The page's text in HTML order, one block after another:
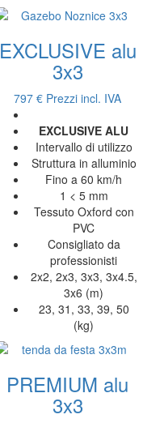
EXCLUSIVE alu
3x3
797 € Prezzi incl. IVA
EXCLUSIVE ALU
Intervallo di utilizzo
Struttura in alluminio
Fino a 60 km/h
1 < 5 mm
Tessuto Oxford con
PVC
Consigliato da
professionisti
2x2, 2x3, 3x3, 3x4.5,
3x6 (m)
23, 31, 33, 39, 50
(kg)
PREMIUM alu
3x3